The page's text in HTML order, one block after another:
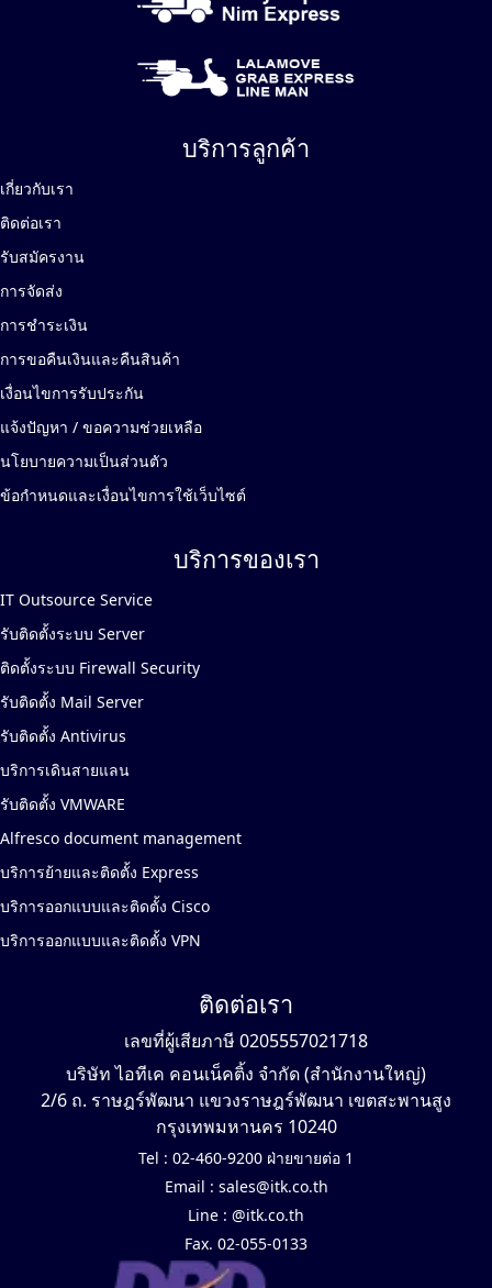
บริการลูกค้า
เกี่ยวกับเรา
ติดต่อเรา
รับสมัครงาน
การจัดส่ง
การชำระเงิน
การขอคืนเงินและคืนสินค้า
เงื่อนไขการรับประกัน
แจ้งปัญหา / ขอความช่วยเหลือ
นโยบายความเป็นส่วนตัว
ข้อกำหนดและเงื่อนไขการใช้เว็บไซต์
บริการของเรา
IT Outsource Service
รับติดตั้งระบบ Server
ติดตั้งระบบ Firewall Security
รับติดตั้ง Mail Server
รับติดตั้ง Antivirus
บริการเดินสายแลน
รับติดตั้ง VMWARE
Alfresco document management
บริการย้ายและติดตั้ง Express
บริการออกแบบและติดตั้ง Cisco
บริการออกแบบและติดตั้ง VPN
ติดต่อเรา
เลขที่ผู้เสียภาษี 0205557021718
บริษัท ไอทีเค คอนเน็คติ้ง จำกัด (สำนักงานใหญ่)
2/6 ถ. ราษฎร์พัฒนา แขวงราษฎร์พัฒนา เขตสะพานสูง
กรุงเทพมหานคร 10240
Tel : 02-460-9200 ฝ่ายขายต่อ 1
Email : sales@itk.co.th
Line : @itk.co.th
Fax. 02-055-0133